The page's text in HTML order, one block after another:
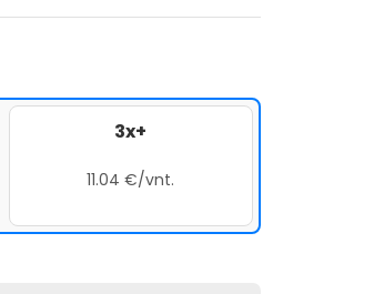
3x+
11.04 €/vnt.